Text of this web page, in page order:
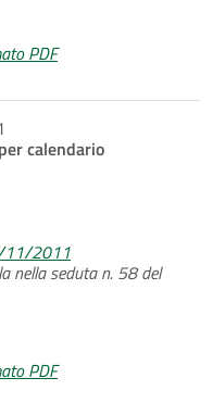
PDF
calendario
11/2011
nella seduta n. 58 del
PDF